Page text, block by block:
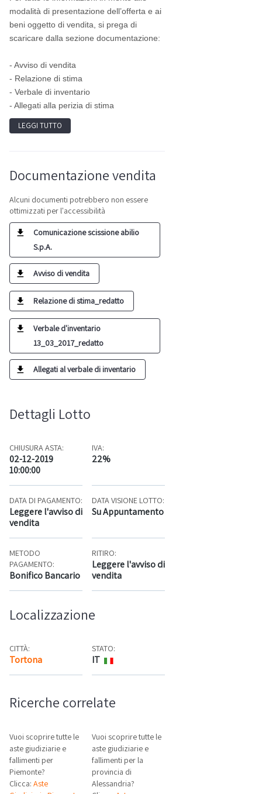
modalità di presentazione dell’offerta e ai
beni oggetto di vendita, si prega di
scaricare dalla sezione documentazione:
- Avviso di vendita
- Relazione di stima
- Verbale di inventario
- Allegati alla perizia di stima
LEGGI TUTTO
Documentazione vendita
Alcuni documenti potrebbero non essere
ottimizzati per l'accessibilità
Comunicazione scissione abilio
S.p.A.
Avviso di vendita
Relazione di stima_redatto
Verbale d'inventario
13_03_2017_redatto
Allegati al verbale di inventario
Dettagli Lotto
CHIUSURA ASTA:
02-12-2019
10:00:00
IVA:
22%
DATA DI PAGAMENTO:
Leggere l'avviso di
vendita
DATA VISIONE LOTTO:
Su Appuntamento
METODO
PAGAMENTO:
Bonifico Bancario
RITIRO:
Leggere l'avviso di
vendita
Localizzazione
CITTÀ:
Tortona Mappa
STATO:
IT
Ricerche correlate
Vuoi scoprire tutte le
aste giudiziarie e
fallimenti per
Piemonte?
Clicca: Aste
Vuoi scoprire tutte le
aste giudiziarie e
fallimenti per la
provincia di
Alessandria?